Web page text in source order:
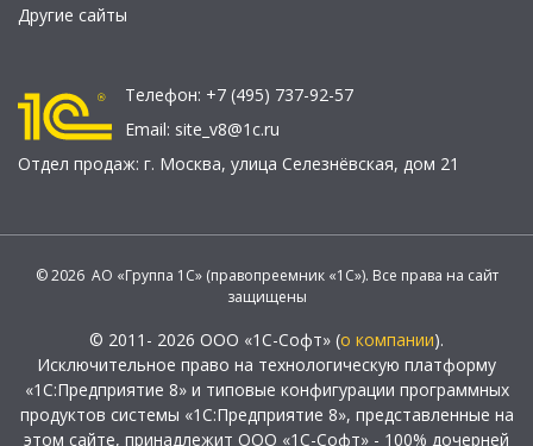
Другие сайты
Телефон: +7 (495) 737-92-57
Email: site_v8@1c.ru
Отдел продаж: г. Москва, улица Селезнёвская, дом 21
© 2026 АО «Группа 1С» (правопреемник «1С»). Все права на сайт
защищены
© 2011- 2026 ООО «1С-Софт» (о компании).
Исключительное право на технологическую платформу
«1С:Предприятие 8» и типовые конфигурации программных
продуктов системы «1С:Предприятие 8», представленные на
этом сайте, принадлежит ООО «1С-Софт» - 100% дочерней